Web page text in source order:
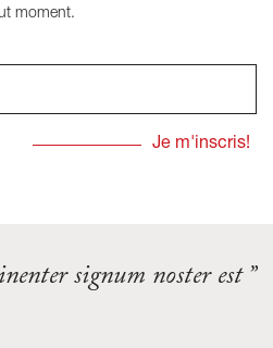
moment.
signum noster est ”